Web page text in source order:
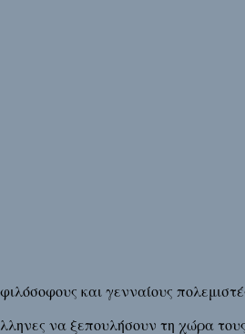
και γενναίους
να ξεπουλήσουν τη χώρα